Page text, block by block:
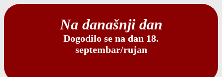
Na današnji dan
Dogodilo se na dan 18.
septembar/rujan